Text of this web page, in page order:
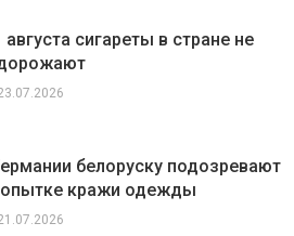
августа сигареты в стране не
белоруску подозревают
кражи одежды